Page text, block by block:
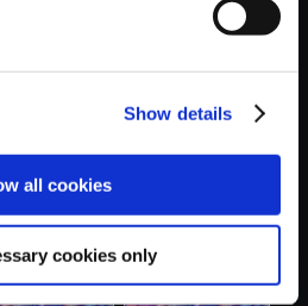
Show details
all cookies
cookies only
ロ＆ゼ....
ン ゼロ＆ゼ....